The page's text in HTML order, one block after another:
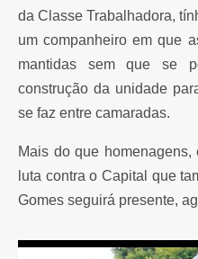
da Classe Trabalhadora,
um companheiro em que
mantidas sem que se
construção da unidade
se faz entre camaradas.
Mais do que
luta contra o Capital que
Gomes seguirá presente,